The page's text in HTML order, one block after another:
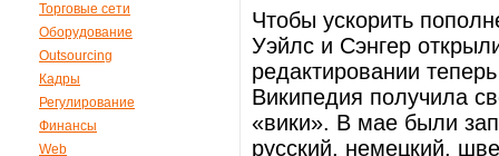
Торговые сети
Оборудование
Outsourcing
Кадры
Регулирование
Финансы
Web
Чтобы ускорить
Уэйлс и Сэнгер
редактировании
Википедия получила
«вики». В мае были
русский, немецкий,